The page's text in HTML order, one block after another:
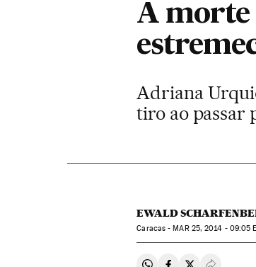
A morte
Adriana
tiro ao passar
EWALD
Caracas -MAR25, 2014 - 09:05